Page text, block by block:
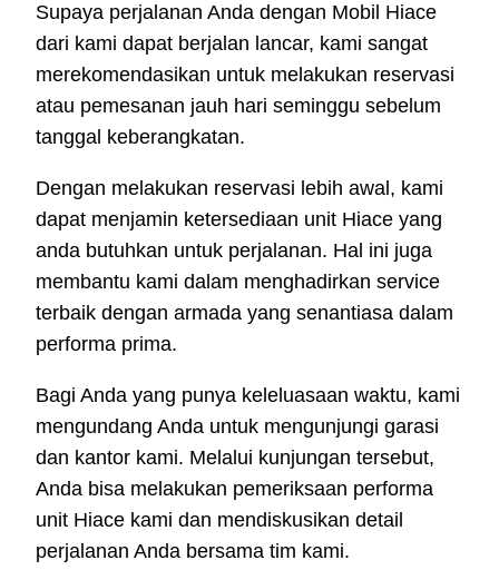
Supaya perjalanan Anda dengan Mobil Hiace
dari kami dapat berjalan lancar, kami sangat
merekomendasikan untuk melakukan reservasi
atau pemesanan jauh hari seminggu sebelum
tanggal keberangkatan.
Dengan melakukan reservasi lebih awal, kami
dapat menjamin ketersediaan unit Hiace yang
anda butuhkan untuk perjalanan. Hal ini juga
membantu kami dalam menghadirkan service
terbaik dengan armada yang senantiasa dalam
performa prima.
Bagi Anda yang punya keleluasaan waktu, kami
mengundang Anda untuk mengunjungi garasi
dan kantor kami. Melalui kunjungan tersebut,
Anda bisa melakukan pemeriksaan performa
unit Hiace kami dan mendiskusikan detail
perjalanan Anda bersama tim kami.